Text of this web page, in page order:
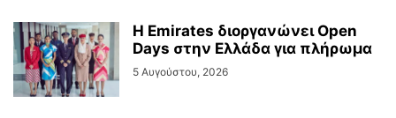
Η Emirates διοργανώνει Open
Days στην Ελλάδα για πλήρωμα
5 Αυγούστου, 2026